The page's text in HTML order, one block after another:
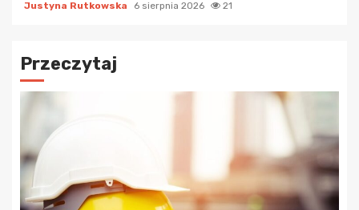
Justyna Rutkowska 6 sierpnia 2026 21
Przeczytaj